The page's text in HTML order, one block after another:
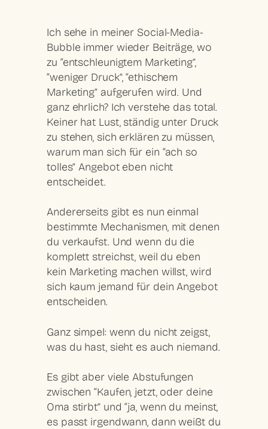
Ich sehe in meiner Social-Media-
Bubble immer wieder Beiträge, wo
zu “entschleunigtem Marketing”,
“weniger Druck”, “ethischem
Marketing” aufgerufen wird. Und
ganz ehrlich? Ich verstehe das total.
Keiner hat Lust, ständig unter Druck
zu stehen, sich erklären zu müssen,
warum man sich für ein “ach so
tolles” Angebot eben nicht
entscheidet.
Andererseits gibt es nun einmal
bestimmte Mechanismen, mit denen
du verkaufst. Und wenn du die
komplett streichst, weil du eben
kein Marketing machen willst, wird
sich kaum jemand für dein Angebot
entscheiden.
Ganz simpel: wenn du nicht zeigst,
was du hast, sieht es auch niemand.
Es gibt aber viele Abstufungen
zwischen “Kaufen, jetzt, oder deine
Oma stirbt” und “ja, wenn du meinst,
es passt irgendwann, dann weißt du